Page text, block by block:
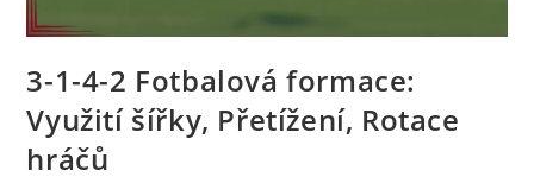
3-1-4-2 Fotbalová formace:
Využití šířky, Přetížení, Rotace
hráčů